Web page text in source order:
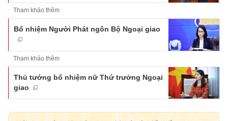
Tham khảo thêm
Bổ nhiệm Người Phát ngôn Bộ Ngoại giao
Tham khảo thêm
Thủ tướng bổ nhiệm nữ Thứ trưởng Ngoại
giao